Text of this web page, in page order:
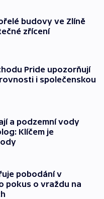
budovy ve Zlíně
zřícení
Pride upozorňují
i společenskou
a podzemní vody
Klíčem je
pobodání v
pokus o vraždu na